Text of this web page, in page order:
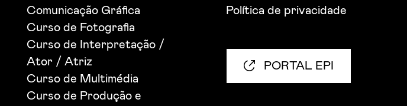
Comunicação Gráfica
Curso de Fotografia
Curso de Interpretação /
Ator / Atriz
Curso de Multimédia
Curso de Produção e
Política de privacidade
PORTAL EPI